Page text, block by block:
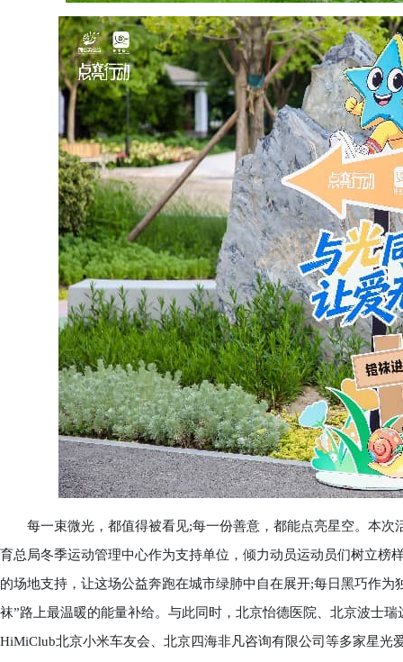
每一束微光，都值得被看见;每一份善意，都能点亮星空。本次
育总局冬季运动管理中心作为支持单位，倾力动员运动员们树立榜
的场地支持，让这场公益奔跑在城市绿肺中自在展开;每日黑巧作
袜”路上最温暖的能量补给。与此同时，北京怡德医院、北京波士
HiMiClub北京小米车友会、北京四海非凡咨询有限公司等多家星